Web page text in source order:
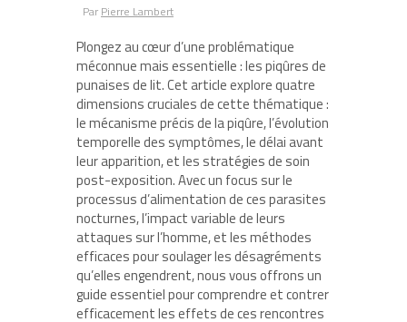
Par Pierre Lambert
Plongez au cœur d’une problématique
méconnue mais essentielle : les piqûres de
punaises de lit. Cet article explore quatre
dimensions cruciales de cette thématique :
le mécanisme précis de la piqûre, l’évolution
temporelle des symptômes, le délai avant
leur apparition, et les stratégies de soin
post-exposition. Avec un focus sur le
processus d’alimentation de ces parasites
nocturnes, l’impact variable de leurs
attaques sur l’homme, et les méthodes
efficaces pour soulager les désagréments
qu’elles engendrent, nous vous offrons un
guide essentiel pour comprendre et contrer
efficacement les effets de ces rencontres